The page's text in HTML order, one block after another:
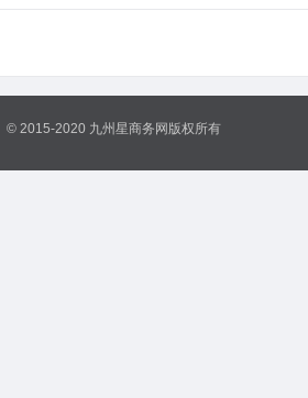
© 2015-2020 九州星商务网版权所有